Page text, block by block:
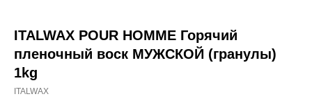
ITALWAX POUR HOMME Горячий
пленочный воск МУЖСКОЙ (гранулы)
1kg
ITALWAX